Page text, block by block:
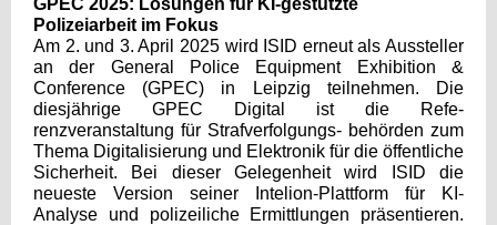
GPEC 2025: Lösungen für KI-gestützte
Polizeiarbeit im Fokus
Am 2. und 3. April 2025 wird ISID erneut als Aussteller
an der General Police Equipment Exhibition &
Conference (GPEC) in Leipzig teilnehmen. Die
diesjährige GPEC Digital ist die Refe-
renzveranstaltung für Strafverfolgungs- behörden zum
Thema Digitalisierung und Elektronik für die öffentliche
Sicherheit. Bei dieser Gelegenheit wird ISID die
neueste Version seiner Intelion-Plattform für KI-
Analyse und polizeiliche Ermittlungen präsentieren.